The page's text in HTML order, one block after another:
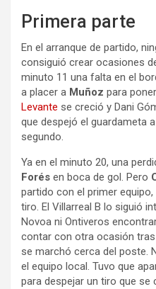
Primera parte
En el arranque de partido,
consiguió crear ocasiones
minuto 11 una falta en el
a placer a Muñoz para
Levante se creció y Dani
que despejó el guardameta
segundo.
Ya en el minuto 20, una
Forés en boca de gol. Pero
partido con el primer
tiro. El Villarreal B lo siguió
Novoa ni Ontiveros
contar con otra ocasión tras
se marchó cerca del poste.
el equipo local. Tuvo que
para despejar un tiro que se